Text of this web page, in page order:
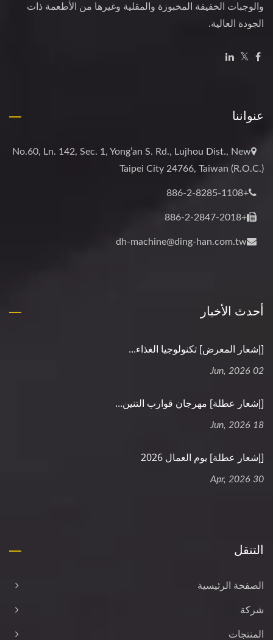
والوجبات الخفيفة المخبوزة والمقلية وغيرها من الأطعمة ذات
الجودة العالية.
عنواننا
No.60, Ln. 142, Sec. 1, Yong’an S. Rd., Lujhou Dist., New
Taipei City 24766, Taiwan (R.O.C.)
+886-2-8285-1108
+886-2-2847-2018
dh-machine@ding-han.com.tw
أحدث الأخبار
[إشعار المعرض] تكنولوجيا الغذاء...
02 Jun, 2026
[إشعار عطلة] مهرجان قوارب التنين...
18 Jun, 2026
[إشعار عطلة] يوم العمال 2026
30 Apr, 2026
التنقل
الصفحة الرئيسية
شركة
المنتجات